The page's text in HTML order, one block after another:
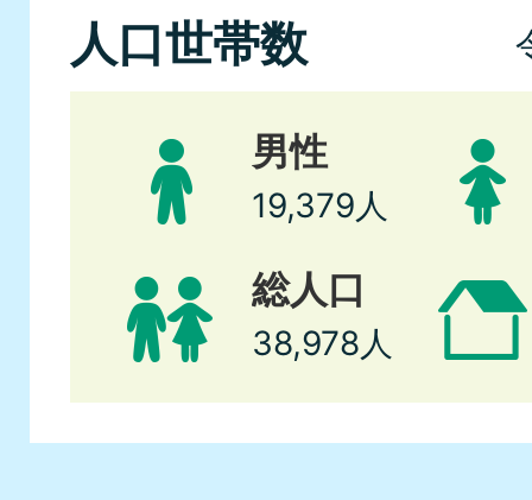
6月の市内における交通事故
の公表
2026年08月04日
加東市立図書館協議会を開
2026年08月04日
第13回加東市パークゴルフ
人口世帯数
男性
19,379人
総人口
38,978人